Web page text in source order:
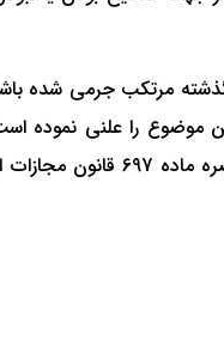
مرتکب جرمی شده
موضوع را علنی نموده
نظام‌های حقوقی انجام چنین عملی